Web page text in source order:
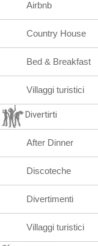
Airbnb
Country House
Bed & Breakfast
Villaggi turistici
Divertirti
After Dinner
Discoteche
Divertimenti
Villaggi turistici